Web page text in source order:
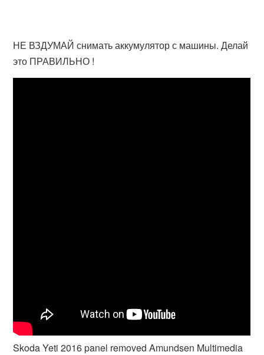
НЕ ВЗДУМАЙ снимать аккумулятор с машины. Делай
это ПРАВИЛЬНО !
Skoda Yeti 2016 panel removed Amundsen Multimedia